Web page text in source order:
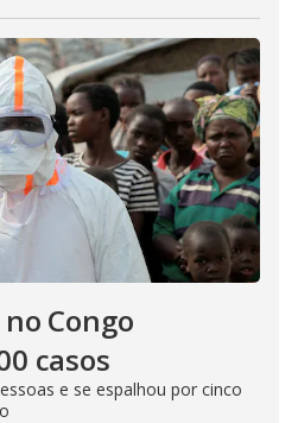
Congo
casos
e se espalhou por cinco